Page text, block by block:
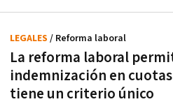
La reforma laboral
indemnización en
tiene un criterio único
LEGALES / Reforma laboral